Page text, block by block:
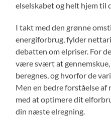
elselskabet og helt hjem til
I takt med den grønne
energiforbrug, fylder
debatten om elpriser. For
være svært at
beregnes, og hvorfor de
Men en bedre forståelse
med at optimere dit
din næste elregning.